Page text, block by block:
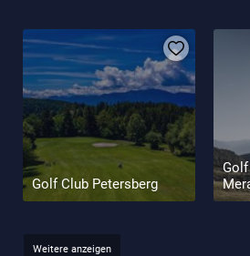
Golf Club Petersberg
Weitere anzeigen